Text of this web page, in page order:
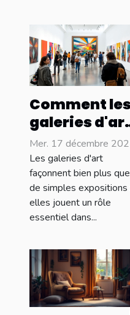
Comment
galeries
influencent-
elles les
tendances
culturelles ?
Mer. 17 décembre
Les galeries d'art
façonnent bien plus que
de simples expositions
elles jouent un rôle
essentiel dans...